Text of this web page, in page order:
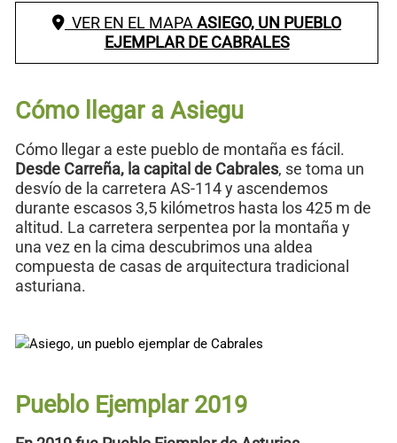
VER EN EL MAPAASIEGO, UN PUEBLO
EJEMPLAR DE CABRALES
Cómo llegar a Asiegu
Cómo llegar a este pueblo de montaña es fácil.
Desde Carreña, la capital de Cabrales, se toma un
desvío de la carretera AS-114 y ascendemos
durante escasos 3,5 kilómetros hasta los 425 m de
altitud. La carretera serpentea por la montaña y
una vez en la cima descubrimos una aldea
compuesta de casas de arquitectura tradicional
asturiana.
Pueblo Ejemplar 2019